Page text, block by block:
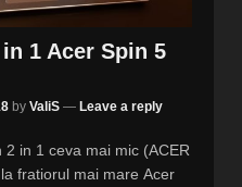
1 Acer Spin 5
by ValiS — Leave a reply
in 1 ceva mai mic (ACER
fratiorul mai mare Acer